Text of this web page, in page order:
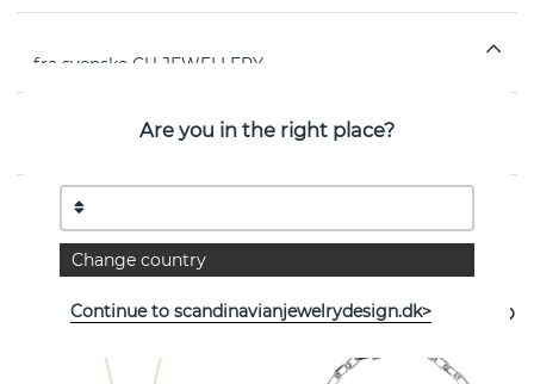
fra svenske CU JEWELLERY
EGENSKABER
Se flere varer
Are you in the right place?
Change country
Continue to scandinavianjewelrydesign.dk>